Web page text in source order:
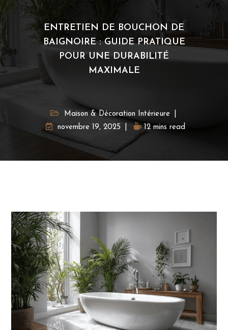
ENTRETIEN DE BOUCHON DE
BAIGNOIRE : GUIDE PRATIQUE
POUR UNE DURABILITÉ
MAXIMALE
Maison & Décoration Intérieure
novembre 19, 2025
12 mins read